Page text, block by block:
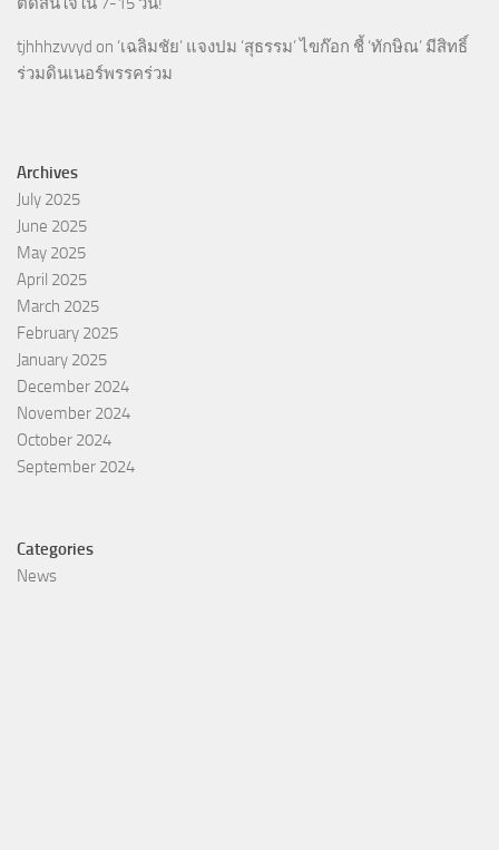
tjhhhzvvyd on ‘เฉลิมชัย’ แจงปม ‘สุธรรม’ ไขก๊อก ชี้ ‘ทักษิณ’ มีสิทธิ์
ร่วมดินเนอร์พรรคร่วม
Archives
July 2025
June 2025
May 2025
April 2025
March 2025
February 2025
January 2025
December 2024
November 2024
October 2024
September 2024
Categories
News